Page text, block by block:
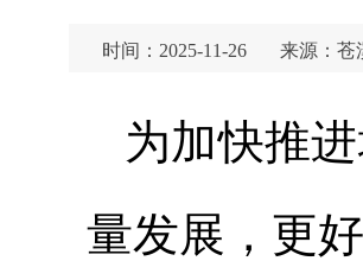
时间：2025-11-26 来源：苍
为加快推
量发展，更